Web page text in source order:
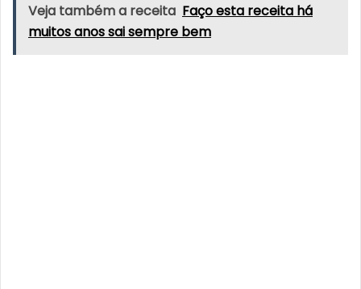
Veja também a receita Faço esta receita há
muitos anos sai sempre bem